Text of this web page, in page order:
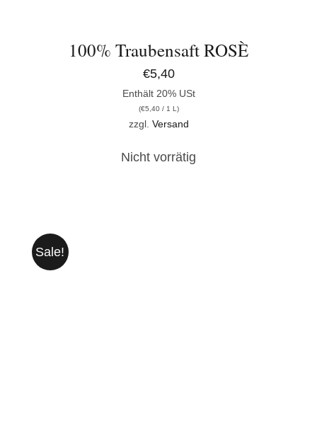
100% Traubensaft ROSÈ
€5,40
Enthält 20% USt
(€5,40/ 1 L)
zzgl. Versand
Nicht vorrätig
Sale!